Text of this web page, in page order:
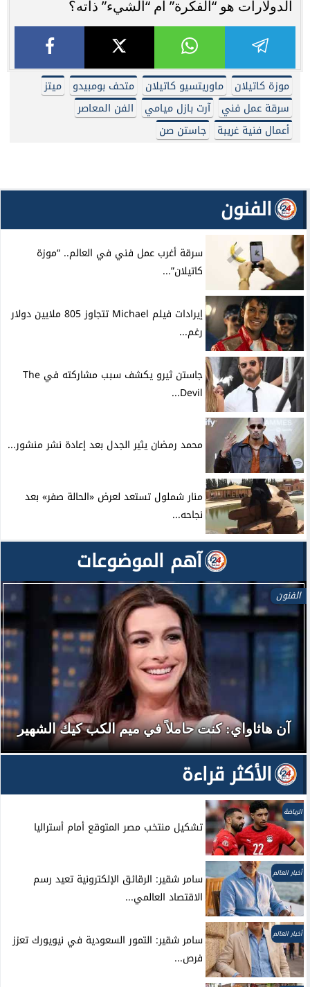
الدولارات هو “الفكرة” أم “الشيء” ذاته؟
موزة كاتيلان ماوريتسيو كاتيلان متحف بومبيدو
ميتز
سرقة عمل فني
آرت بازل ميامي
الفن المعاصر
أعمال فنية غريبة
جاستن صن
الفنون
سرقة أغرب عمل فني في العالم.. “موزة
كاتيلان”...
إيرادات فيلم Michael تتجاوز 805 ملايين دولار
رغم...
جاستن ثيرو يكشف سبب مشاركته في The
Devil...
محمد رمضان يثير الجدل بعد إعادة نشر منشور...
منار شملول تستعد لعرض «الحالة صفر» بعد
نجاحه...
آهم الموضوعات
الفنون
آن هاثاواي: كنت حاملاً في ميم الكب كيك الشهير
الأكثر قراءة
الرياضة
تشكيل منتخب مصر المتوقع أمام أستراليا
أخبار العالم
سامر شقير: الرقائق الإلكترونية تعيد رسم
الاقتصاد العالمي...
أخبار العالم
سامر شقير: التمور السعودية في نيويورك تعزز
فرص...